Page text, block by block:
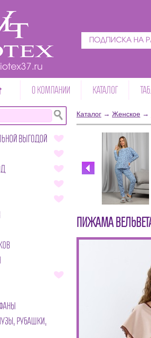
ПОДПИСКА НА
О КОМПАНИИ КАТАЛОГ
ВЫГОДОЙ
РУБАШКИ,
Каталог → Женское →
ПИЖАМА